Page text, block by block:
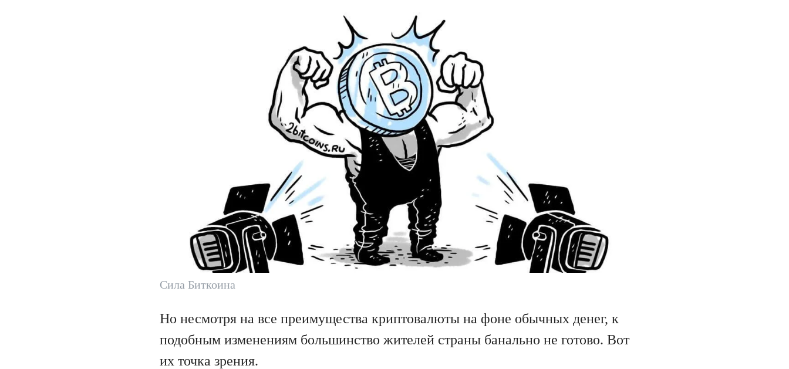
Сила Биткоина
Но несмотря на все преимущества криптовалюты на фоне обычных денег, к
подобным изменениям большинство жителей страны банально не готово. Вот
их точка зрения.